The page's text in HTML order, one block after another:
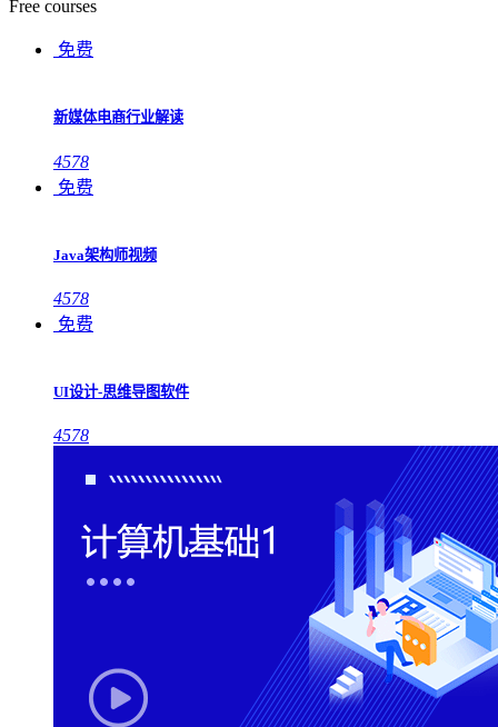
Free courses
免费
新媒体电商行业解读
4578
免费
Java架构师视频
4578
免费
UI设计-思维导图软件
4578